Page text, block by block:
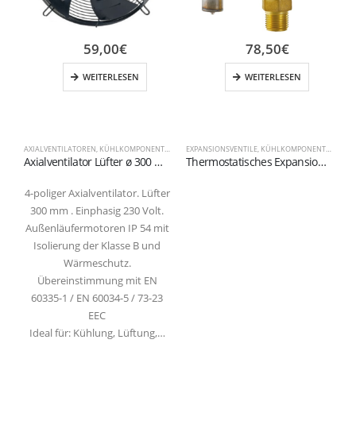
AXIALVENTILATOREN, KÜHLKOMPONENTEN
Axialventilator Lüfter ø 300 mm 230 Volt 4-polig 1400 U/min Ansaugung
4-poliger Axialventilator. Lüfter
300 mm . Einphasig 230 Volt.
Außenläufermotoren IP 54 mit
Isolierung der Klasse B und
Wärmeschutz.
Übereinstimmung mit EN
60335-1 / EN 60034-5 / 73-23
EEC
Ideal für: Kühlung, Lüftung,…
59,00€
WEITERLESEN
EXPANSIONSVENTILE, KÜHLKOMPONENTEN
Thermostatisches Expansionsventil Serie TEZ2 R407C
78,50€
WEITERLESEN